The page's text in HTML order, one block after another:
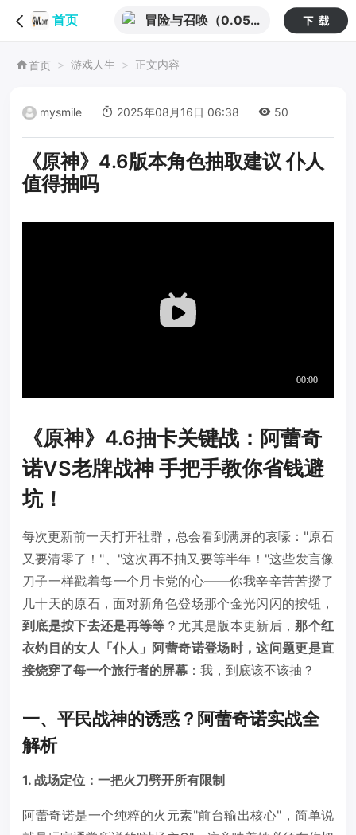
首页
冒险与召唤（0.05
首页 游戏人生 正文内容
mysmile 2025年08月16日 06:38 50
《原神》4.6版本角色抽取建议 仆人
值得抽吗
《原神》4.6抽卡关键战：阿蕾奇
诺VS老牌战神 手把手教你省钱避
坑！
每次更新前一天打开社群，总会看到满屏的哀嚎："原石
又要清零了！"、"这次再不抽又要等半年！"这些发言像
刀子一样戳着每一个月卡党的心——你我辛辛苦苦攒了
几十天的原石，面对新角色登场那个金光闪闪的按钮，
到底是按下去还是再等等 ？尤其是版本更新后，那个红
衣灼目的女人「仆人」阿蕾奇诺登场时，这问题更是直
接烧穿了每一个旅行者的屏幕 ：我，到底该不该抽？
一、平民战神的诱惑？阿蕾奇诺实战全
解析
1. 战场定位：一把火刀劈开所有限制
阿蕾奇诺是一个纯粹的火元素"前台输出核心"，简单说